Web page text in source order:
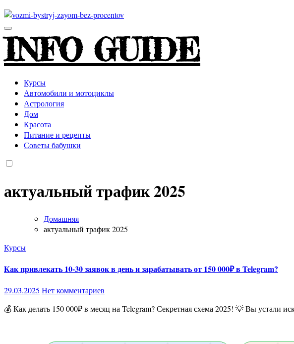
INFO GUIDE
Курсы
Автомобили и мотоциклы
Астрология
Дом
Красота
Питание и рецепты
Советы бабушки
актуальный трафик 2025
Домашняя
актуальный трафик 2025
Курсы
Как привлекать 10-30 заявок в день и зарабатывать от 150 000₽ в Telegram?
29.03.2025 Нет комментариев
💰 Как делать 150 000₽ в месяц на Telegram? Секретная схема 2025! 💡 Вы устали